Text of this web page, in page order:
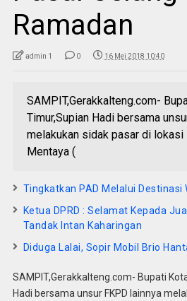
Ramadan
admin 1 0 16 Mei 2018 10:40
SAMPIT,Gerakkalteng.com-
Timur,Supian Hadi bersama
melakukan sidak pasar di lokasi
Mentaya (
Tingkatkan PAD Melalui Destinasi
Ketua DPRD : Selamat Kepada
Tandak Intan Kaharingan
Diduga Lalai, Sopir Mobil Brio
SAMPIT,Gerakkalteng.com- Bupati
Hadi bersama unsur FKPD lainnya